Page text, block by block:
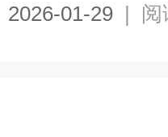
2026-01-29 | 阅